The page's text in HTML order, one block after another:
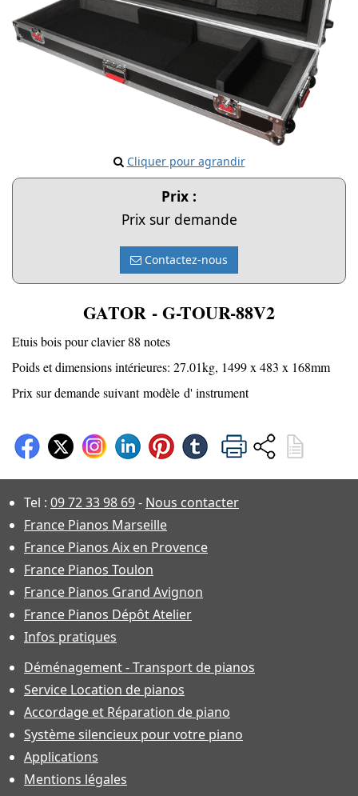
Cliquer pour agrandir
Prix :
Prix sur demande
Contactez-nous
GATOR - G-TOUR-88V2
Etuis bois pour clavier 88 notes
Poids et dimensions intérieures: 27.01kg, 1499 x 483 x 168mm
Prix sur demande suivant modèle d' instrument
Tel : 09 72 33 98 69- Nous contacter
France Pianos Marseille
France Pianos Aix en Provence
France Pianos Toulon
France Pianos Grand Avignon
France Pianos Dépôt Atelier
Infos pratiques
Déménagement - Transport de pianos
Service Location de pianos
Accordage et Réparation de piano
Système silencieux pour votre piano
Applications
Mentions légales